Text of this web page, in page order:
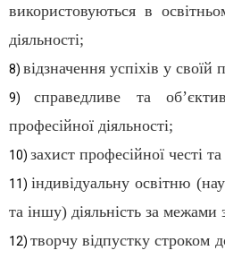
використовуються в
діяльності;
8) відзначення успіхів у своїй
9)справедливе та
професійної діяльності;
10) захист професійної честі та
11)індивідуальну освітню
та іншу) діяльність за межами
12)творчу відпустку строком